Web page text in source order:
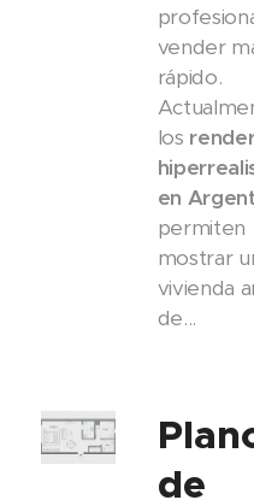
vender
rápido.
los
en
permiten
mostrar
vivienda
de...
de